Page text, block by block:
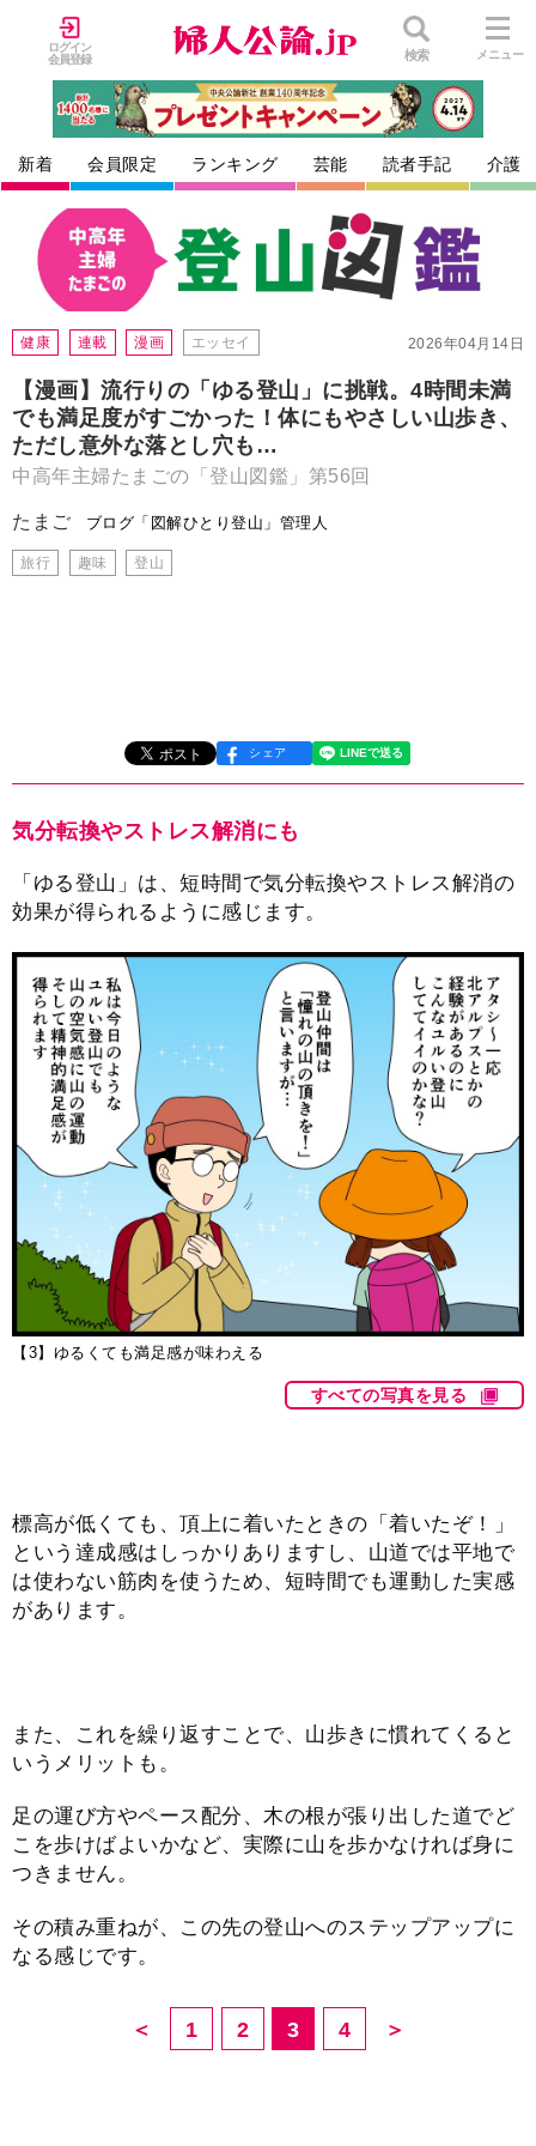
ログイン
会員登録
検索 メニュー
新着 会員限定 ランキング 芸能 読者手記 介護
2026年04月14日
健康 連載 漫画 エッセイ
【漫画】流行りの「ゆる登山」に挑戦。4時間未満
でも満足度がすごかった！体にもやさしい山歩き、
ただし意外な落とし穴も…
中高年主婦たまごの「登山図鑑」第56回
たまご ブログ「図解ひとり登山」管理人
旅行 趣味 登山
シェア
気分転換やストレス解消にも
「ゆる登山」は、短時間で気分転換やストレス解消の
効果が得られるように感じます。
【3】ゆるくても満足感が味わえる
すべての写真を見る
標高が低くても、頂上に着いたときの「着いたぞ！」
という達成感はしっかりありますし、山道では平地で
は使わない筋肉を使うため、短時間でも運動した実感
があります。
また、これを繰り返すことで、山歩きに慣れてくると
いうメリットも。
足の運び方やペース配分、木の根が張り出した道でど
こを歩けばよいかなど、実際に山を歩かなければ身に
つきません。
その積み重ねが、この先の登山へのステップアップに
なる感じです。
＜ 1 2 3 4 ＞